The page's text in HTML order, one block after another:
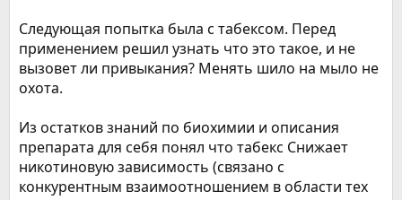
Следующая попытка была с табексом. Перед
применением решил узнать что это такое, и не
вызовет ли привыкания? Менять шило на мыло не
охота.
Из остатков знаний по биохимии и описания
препарата для себя понял что табекс Снижает
никотиновую зависимость (связано с
конкурентным взаимоотношением в области тех